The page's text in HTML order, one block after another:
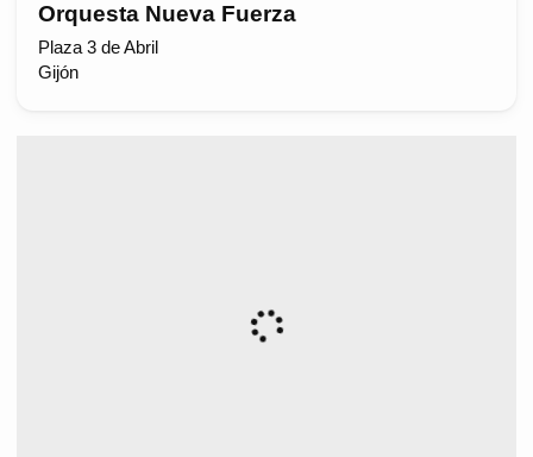
Orquesta Nueva Fuerza
Plaza 3 de Abril
Gijón